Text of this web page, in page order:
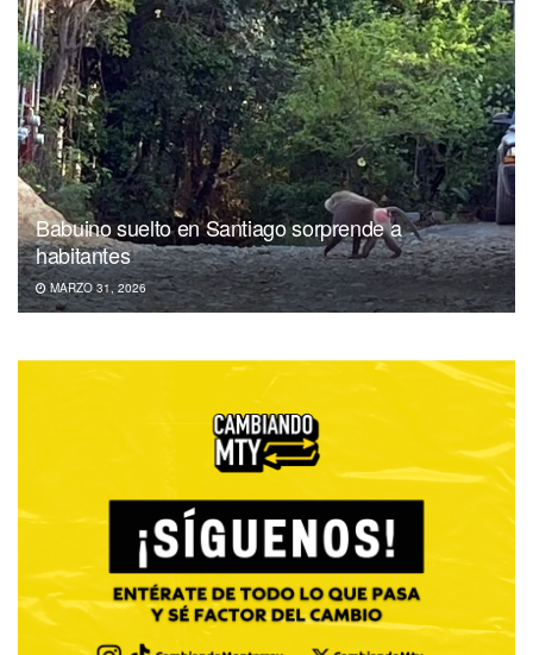
Babuino suelto en Santiago sorprende a
habitantes
MARZO 31, 2026